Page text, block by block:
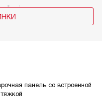
панель со встроенной